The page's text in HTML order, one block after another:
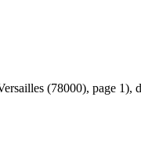
(78000), page 1),